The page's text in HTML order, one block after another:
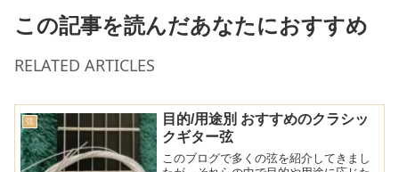
この記事を読んだあなたにおすすめ
RELATED ARTICLES
弦
目的/用途別 おすすめのクラシッ
クギター弦
このブログで多くの弦を紹介してきまし